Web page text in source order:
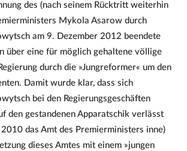
des (nach seinem Rücktritt weiterhin
Mykola Asarow durch
am 9. Dezember 2012 beendete
über eine für möglich gehaltene völlige
durch die »Jungreformer« um den
Damit wurde klar, dass sich
bei den Regierungsgeschäften
den gestandenen Apparatschik verlässt
das Amt des Premierministers inne)
dieses Amtes mit einem »jungen